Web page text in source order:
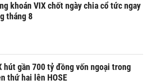
khoán VIX chốt ngày chia cổ tức ngay
tháng 8
hút gần 700 tỷ đồng vốn ngoại trong
thứ hai lên HOSE